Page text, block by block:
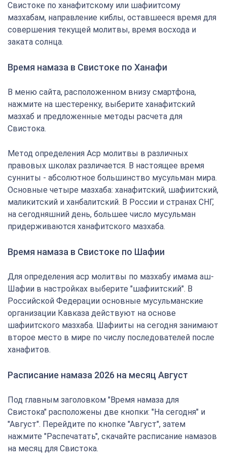
Свистоке по ханафитскому или шафиитсому
мазхабам, направление киблы, оставшееся время для
совершения текущей молитвы, время восхода и
заката солнца.
Время намаза в Свистоке по Ханафи
В меню сайта, расположенном внизу смартфона,
нажмите на шестеренку, выберите ханафитский
мазхаб и предложенные методы расчета для
Свистока.
Метод определения Аср молитвы в различных
правовых школах различается. В настоящее время
сунниты - абсолютное большинство мусульман мира.
Основные четыре мазхаба: ханафитский, шафиитский,
маликитский и ханбалитский. В России и странах СНГ,
на сегодняшний день, большее число мусульман
придерживаются ханафитского мазхаба.
Время намаза в Свистоке по Шафии
Для определения аср молитвы по мазхабу имама аш-
Шафии в настройках выберите "шафиитский". В
Российской Федерации основные мусульманские
организации Кавказа действуют на основе
шафиитского мазхаба. Шафииты на сегодня занимают
второе место в мире по числу последователей после
ханафитов.
Расписание намаза 2026 на месяц Август
Под главным заголовком "Время намаза для
Свистока" расположены две кнопки: "На сегодня" и
"Август". Перейдите по кнопке "Август", затем
нажмите "Распечатать", скачайте расписание намазов
на месяц для Свистока.